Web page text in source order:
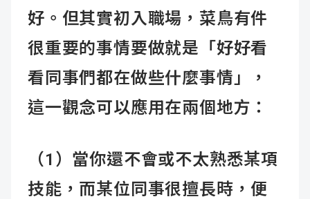
好。但其實初入職場，菜鳥有件
很重要的事情要做就是「好好看
看同事們都在做些什麼事情」，
這一觀念可以應用在兩個地方：
（1）當你還不會或不太熟悉某項
技能，而某位同事很擅長時，便